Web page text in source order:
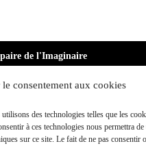
le consentement aux cookies
des technologies telles que les
à ces technologies nous permettra
sur ce site. Le fait de ne pas consentir
page
:
le
de l'Imaginaire